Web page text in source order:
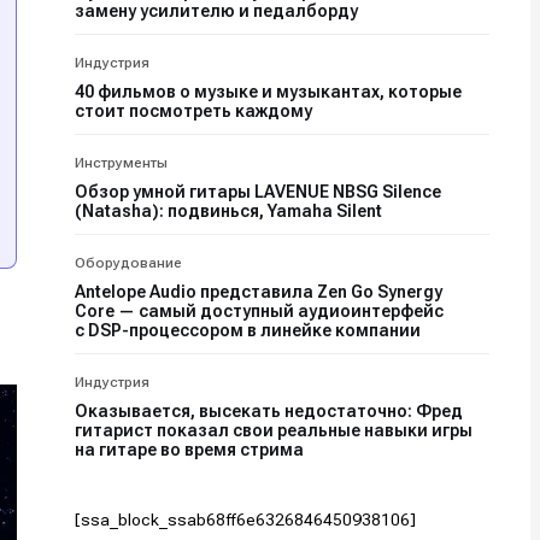
замену усилителю и педалборду
Индустрия
40 фильмов о музыке и музыкантах, которые
стоит посмотреть каждому
Инструменты
Обзор умной гитары LAVENUE NBSG Silence
(Natasha): подвинься, Yamaha Silent
Оборудование
Antelope Audio представила Zen Go Synergy
Core — самый доступный аудиоинтерфейс
с DSP-процессором в линейке компании
Индустрия
Оказывается, высекать недостаточно: Фред
гитарист показал свои реальные навыки игры
на гитаре во время стрима
[ssa_block_ssab68ff6e6326846450938106]